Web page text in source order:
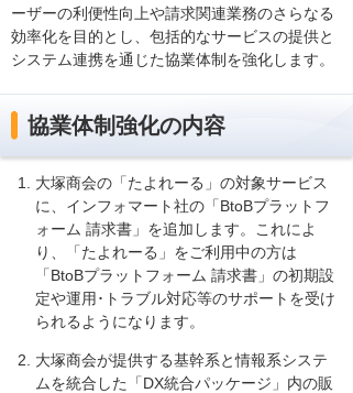
ーザーの利便性向上や請求関連業務のさらなる
効率化を目的とし、包括的なサービスの提供と
システム連携を通じた協業体制を強化します。
協業体制強化の内容
大塚商会の「たよれーる」の対象サービス
に、インフォマート社の「BtoBプラットフ
ォーム 請求書」を追加します。これによ
り、「たよれーる」をご利用中の方は
「BtoBプラットフォーム 請求書」の初期設
定や運用･トラブル対応等のサポートを受け
られるようになります。
大塚商会が提供する基幹系と情報系システ
ムを統合した「DX統合パッケージ」内の販